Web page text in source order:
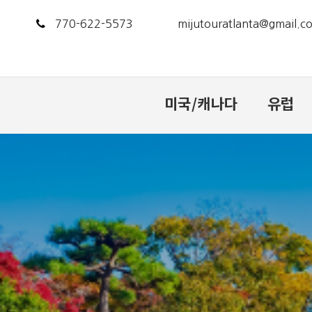
770-622-5573
미국/캐나다 유럽